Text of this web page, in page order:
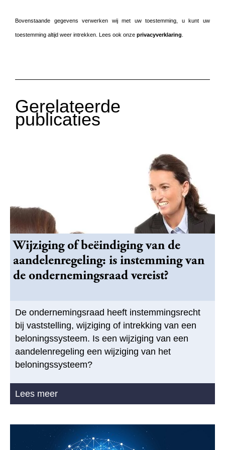
Bovenstaande gegevens verwerken wij met uw toestemming, u kunt uw
toestemming altijd weer intrekken. Lees ook onze privacyverklaring
Gerelateerde
publicaties
Wijziging of beëindiging van de
aandelenregeling: is instemming van
de ondernemingsraad vereist?
De ondernemingsraad heeft instemmingsrecht
bij vaststelling, wijziging of intrekking van een
beloningssysteem. Is een wijziging van een
aandelenregeling een wijziging van het
beloningssysteem?
Lees meer